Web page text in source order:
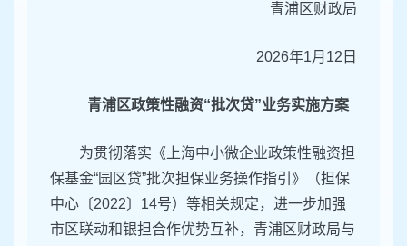
青浦区财政局
2026年1月12日
青浦区政策性融资“批次贷”业务实施方案
为贯彻落实《上海中小微企业政策性融资担
保基金“园区贷”批次担保业务操作指引》（担保
中心〔2022〕14号）等相关规定，进一步加强
市区联动和银担合作优势互补，青浦区财政局与